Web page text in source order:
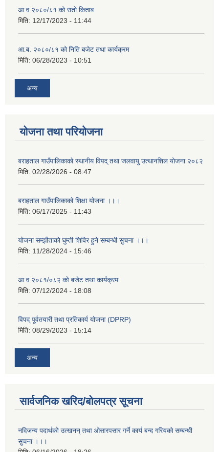
आ व २०८०/८१ को रातो किताब
मिति: 12/17/2023 - 11:44
आ.ब. २०८०/८१ को निति बजेट तथा कार्यक्रम
मिति: 06/28/2023 - 10:51
अन्य
योजना तथा परियोजना
बराहताल गाउँपालिकाकाे स्थानीय विपद् तथा जलवायु उत्थानशिल याेजना २०८२
मिति: 02/28/2026 - 08:47
बराहताल गाउँपालिकाको शिक्षा योजना ।।।
मिति: 06/17/2025 - 11:43
योजना सम्झौताको घुम्ती शिविर हुने सम्बन्धी सुचना ।।।
मिति: 11/28/2024 - 15:46
आ व २०८१/०८२ को बजेट तथा कार्यक्रम
मिति: 07/12/2024 - 18:08
विपद् पूर्वतयारी तथा प्रतिकार्य योजना (DPRP)
मिति: 08/29/2023 - 15:14
अन्य
सार्वजनिक खरिद/बोलपत्र सूचना
नदिजन्य पदार्थको उत्खनन् तथा ओसारपसार गर्ने कार्य बन्द गरियको सम्बन्धी
सुचना ।।।